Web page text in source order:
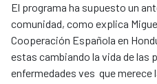
El programa ha supuesto un
comunidad, como explica
Cooperación Española en
estas cambiando la vida de las
enfermedades ves que merece